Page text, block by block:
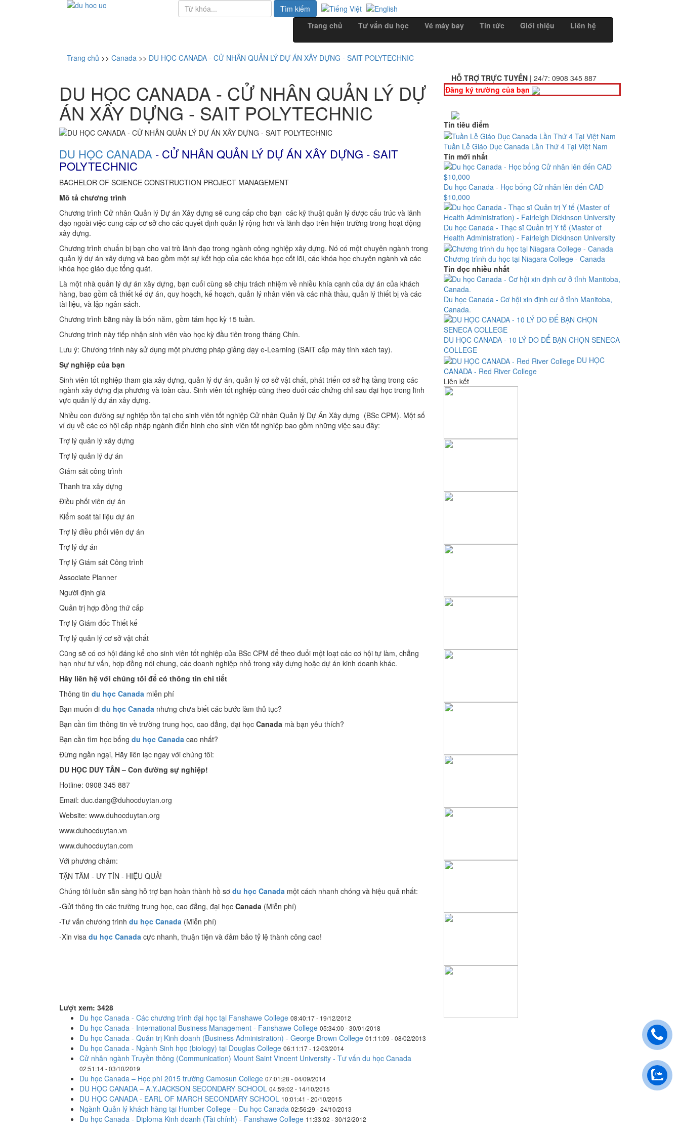
Trang chủ Tư vấn du học Vé máy bay Tin tức Giới thiệu Liên hệ
Trang chủ >> Canada >> DU HỌC CANADA - CỬ NHÂN QUẢN LÝ DỰ ÁN XÂY DỰNG - SAIT POLYTECHNIC
DU HỌC CANADA - CỬ NHÂN QUẢN LÝ DỰ
ÁN XÂY DỰNG - SAIT POLYTECHNIC
DU HỌC CANADA - CỬ NHÂN QUẢN LÝ DỰ ÁN XÂY DỰNG - SAIT
POLYTECHNIC
BACHELOR OF SCIENCE CONSTRUCTION PROJECT MANAGEMENT
Mô tả chương trình
Chương trình Cử nhân Quản lý Dự án Xây dựng sẽ cung cấp cho bạn các kỹ thuật quản lý được cấu trúc và lãnh
đạo ngoài việc cung cấp cơ sở cho các quyết định quản lý rộng hơn và lãnh đạo trên hiện trường trong hoạt động
xây dựng.
Chương trình chuẩn bị bạn cho vai trò lãnh đạo trong ngành công nghiệp xây dựng. Nó có một chuyên ngành trong
quản lý dự án xây dựng và bao gồm một sự kết hợp của các khóa học cốt lõi, các khóa học chuyên ngành và các
khóa học giáo dục tổng quát.
Là một nhà quản lý dự án xây dựng, bạn cuối cùng sẽ chịu trách nhiệm về nhiều khía cạnh của dự án của khách
hàng, bao gồm cả thiết kế dự án, quy hoạch, kế hoạch, quản lý nhân viên và các nhà thầu, quản lý thiết bị và các
tài liệu, và lập ngân sách.
Chương trình bằng này là bốn năm, gồm tám học kỳ 15 tuần.
Chương trình này tiếp nhận sinh viên vào học kỳ đầu tiên trong tháng Chín.
Lưu ý: Chương trình này sử dụng một phương pháp giảng dạy e-Learning (SAIT cấp máy tính xách tay).
Sự nghiệp của bạn
Sinh viên tốt nghiệp tham gia xây dựng, quản lý dự án, quản lý cơ sở vật chất, phát triển cơ sở hạ tầng trong các
ngành xây dựng địa phương và toàn cầu. Sinh viên tốt nghiệp cũng theo đuổi các chứng chỉ sau đại học trong lĩnh
vực quản lý dự án xây dựng.
Nhiều con đường sự nghiệp tồn tại cho sinh viên tốt nghiệp Cử nhân Quản lý Dự Án Xây dựng (BSc CPM). Một số
ví dụ về các cơ hội cấp nhập ngành điển hình cho sinh viên tốt nghiệp bao gồm những việc sau đây:
Trợ lý quản lý xây dựng
Trợ lý quản lý dự án
Giám sát công trình
Thanh tra xây dựng
Điều phối viên dự án
Kiểm soát tài liệu dự án
Trợ lý điều phối viên dự án
Trợ lý dự án
Trợ lý Giám sát Công trình
Associate Planner
Người định giá
Quản trị hợp đồng thứ cấp
Trợ lý Giám đốc Thiết kế
Trợ lý quản lý cơ sở vật chất
Cũng sẽ có cơ hội đáng kể cho sinh viên tốt nghiệp của BSc CPM để theo đuổi một loạt các cơ hội tự làm, chẳng
hạn như tư vấn, hợp đồng nói chung, các doanh nghiệp nhỏ trong xây dựng hoặc dự án kinh doanh khác.
Hãy liên hệ với chúng tôi để có thông tin chi tiết
Thông tin du học Canada miễn phí
Bạn muốn đi du học Canada nhưng chưa biết các bước làm thủ tục?
Bạn cần tìm thông tin về trường trung học, cao đẳng, đại học Canada mà bạn yêu thích?
Bạn cần tìm học bổng du học Canada cao nhất?
Đừng ngần ngại, Hãy liên lạc ngay với chúng tôi:
DU HỌC DUY TÂN – Con đường sự nghiệp!
Hotline: 0908 345 887
Email: duc.dang@duhocduytan.org
Website: www.duhocduytan.org
www.duhocduytan.vn
www.duhocduytan.com
Với phương châm:
TẬN TÂM - UY TÍN - HIỆU QUẢ!
Chúng tôi luôn sẵn sàng hỗ trợ bạn hoàn thành hồ sơ du học Canada một cách nhanh chóng và hiệu quả nhất:
-Gửi thông tin các trường trung học, cao đẳng, đại học Canada (Miễn phí)
-Tư vấn chương trình du học Canada (Miễn phí)
-Xin visa du học Canada cực nhanh, thuận tiện và đảm bảo tỷ lệ thành công cao!
Lượt xem: 3428
Du học Canada - Các chương trình đại học tại Fanshawe College 08:40:17 - 19/12/2012
Du học Canada - International Business Management - Fanshawe College 05:34:00 - 30/01/2018
Du học Canada - Quản trị Kinh doanh (Business Administration) - George Brown College 01:11:09 - 08/02/2013
Du học Canada - Ngành Sinh học (biology) tại Douglas College 06:11:17 - 12/03/2014
Cử nhân ngành Truyền thông (Communication) Mount Saint Vincent University - Tư vấn du học Canada
02:51:14 - 03/10/2019
Du học Canada – Học phí 2015 trường Camosun College 07:01:28 - 04/09/2014
DU HỌC CANADA – A.Y.JACKSON SECONDARY SCHOOL 04:59:02 - 14/10/2015
DU HỌC CANADA - EARL OF MARCH SECONDARY SCHOOL 10:01:41 - 20/10/2015
Ngành Quản lý khách hàng tại Humber College – Du học Canada 02:56:29 - 24/10/2013
Du học Canada - Diploma Kinh doanh (Tài chính) - Fanshawe College 11:33:02 - 30/12/2012
HỖ TRỢ TRỰC TUYẾN | 24/7: 0908 345 887
Đăng ký trường của bạn
Tin tiêu điểm
Tuần Lễ Giáo Dục Canada Lần Thứ 4 Tại Việt Nam
Tin mới nhất
Du học Canada - Học bổng Cử nhân lên đến CAD
$10,000
Du học Canada - Thạc sĩ Quản trị Y tế (Master of
Health Administration) - Fairleigh Dickinson University
Chương trình du học tại Niagara College - Canada
Tin đọc nhiều nhất
Du học Canada - Cơ hội xin định cư ở tỉnh Manitoba,
Canada.
DU HỌC CANADA - 10 LÝ DO ĐỂ BẠN CHỌN SENECA
COLLEGE
DU HỌC
CANADA - Red River College
Liên kết